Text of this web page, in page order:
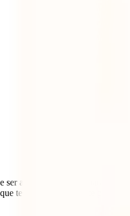
ser a porta de entrada para o
fará apaixonares-te pelo seu